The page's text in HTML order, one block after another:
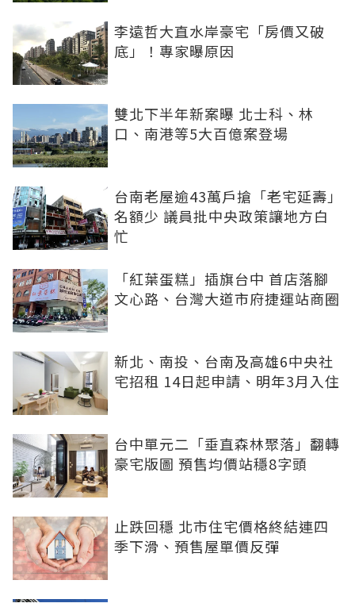
李遠哲大直水岸豪宅「房價又破
底」！專家曝原因
雙北下半年新案曝 北士科、林
口、南港等5大百億案登場
台南老屋逾43萬戶搶「老宅延壽」
名額少 議員批中央政策讓地方白
忙
「紅葉蛋糕」插旗台中 首店落腳
文心路、台灣大道市府捷運站商圈
新北、南投、台南及高雄6中央社
宅招租 14日起申請、明年3月入住
台中單元二「垂直森林聚落」翻轉
豪宅版圖 預售均價站穩8字頭
止跌回穩 北市住宅價格終結連四
季下滑、預售屋單價反彈